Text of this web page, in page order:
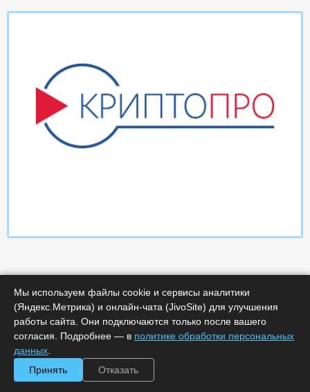
Характеристики
Минимальное количество лицензий :
0000-365870
Мы используем файлы cookie и сервисы аналитики
(Яндекс.Метрика) и онлайн-чата (JivoSite) для улучшения
работы сайта. Они подключаются только после вашего
согласия. Подробнее — в политике обработки персональных
данных
Принять
Отказать